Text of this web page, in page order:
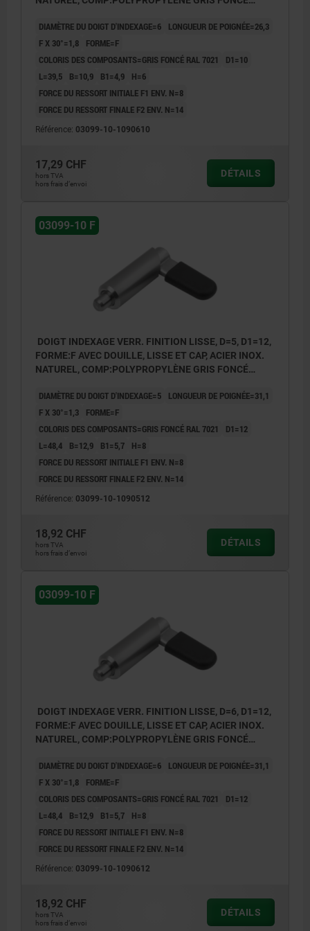
DIAMÈTRE DU DOIGT D'INDEXAGE=6
LONGUEUR DE POIGNÉE=26,3
F X 30°=1,8
FORME=F
COLORIS DES COMPOSANTS=GRIS FONCÉ RAL 7021
D1=10
L=39,5
B=10,9 B1=4,9
H=6
FORCE DU RESSORT INITIALE F1 ENV. N=8
FORCE DU RESSORT FINALE F2 ENV. N=14
Référence: 03099-10-1090610
17,29 CHF
hors TVA
hors frais d’envoi
DÉTAILS
03099-10 F
DOIGT INDEXAGE VERR. FINITION LISSE, D=5, D1=12,
FORME:F AVEC DOUILLE, LISSE ET CAP, ACIER INOX.
NATUREL, COMP:POLYPROPYLÈNE GRIS FONCÉ
DIAMÈTRE DU DOIGT D'INDEXAGE=5
LONGUEUR DE POIGNÉE=31,1
F X 30°=1,3
FORME=F
COLORIS DES COMPOSANTS=GRIS FONCÉ RAL 7021
D1=12
L=48,4
B=12,9 B1=5,7
H=8
FORCE DU RESSORT INITIALE F1 ENV. N=8
FORCE DU RESSORT FINALE F2 ENV. N=14
Référence: 03099-10-1090512
18,92 CHF
hors TVA
hors frais d’envoi
DÉTAILS
03099-10 F
DOIGT INDEXAGE VERR. FINITION LISSE, D=6, D1=12,
FORME:F AVEC DOUILLE, LISSE ET CAP, ACIER INOX.
NATUREL, COMP:POLYPROPYLÈNE GRIS FONCÉ
DIAMÈTRE DU DOIGT D'INDEXAGE=6
LONGUEUR DE POIGNÉE=31,1
F X 30°=1,8
FORME=F
COLORIS DES COMPOSANTS=GRIS FONCÉ RAL 7021
D1=12
L=48,4
B=12,9 B1=5,7
H=8
FORCE DU RESSORT INITIALE F1 ENV. N=8
FORCE DU RESSORT FINALE F2 ENV. N=14
Référence: 03099-10-1090612
18,92 CHF
hors TVA
hors frais d’envoi
DÉTAILS